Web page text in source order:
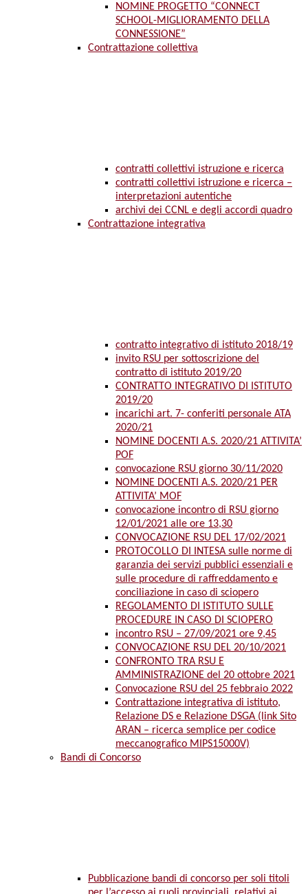
NOMINE PROGETTO “CONNECT
SCHOOL-MIGLIORAMENTO DELLA
CONNESSIONE”
Contrattazione collettiva
contratti collettivi istruzione e ricerca
contratti collettivi istruzione e ricerca –
interpretazioni autentiche
archivi dei CCNL e degli accordi quadro
Contrattazione integrativa
contratto integrativo di istituto 2018/19
invito RSU per sottoscrizione del
contratto di istituto 2019/20
CONTRATTO INTEGRATIVO DI ISTITUTO
2019/20
incarichi art. 7- conferiti personale ATA
2020/21
NOMINE DOCENTI A.S. 2020/21 ATTIVITA’
POF
convocazione RSU giorno 30/11/2020
NOMINE DOCENTI A.S. 2020/21 PER
ATTIVITA’ MOF
convocazione incontro di RSU giorno
12/01/2021 alle ore 13,30
CONVOCAZIONE RSU DEL 17/02/2021
PROTOCOLLO DI INTESA sulle norme di
garanzia dei servizi pubblici essenziali e
sulle procedure di raffreddamento e
conciliazione in caso di sciopero
REGOLAMENTO DI ISTITUTO SULLE
PROCEDURE IN CASO DI SCIOPERO
incontro RSU – 27/09/2021 ore 9,45
CONVOCAZIONE RSU DEL 20/10/2021
CONFRONTO TRA RSU E
AMMINISTRAZIONE del 20 ottobre 2021
Convocazione RSU del 25 febbraio 2022
Contrattazione integrativa di istituto,
Relazione DS e Relazione DSGA (link Sito
ARAN – ricerca semplice per codice
meccanografico MIPS15000V)
Bandi di Concorso
Pubblicazione bandi di concorso per soli titoli